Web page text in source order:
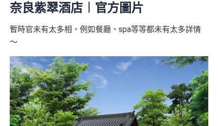
奈良紫翠酒店︱官方圖片
暫時官未有太多相，例如餐廳、spa等等都未有太多詳情
～